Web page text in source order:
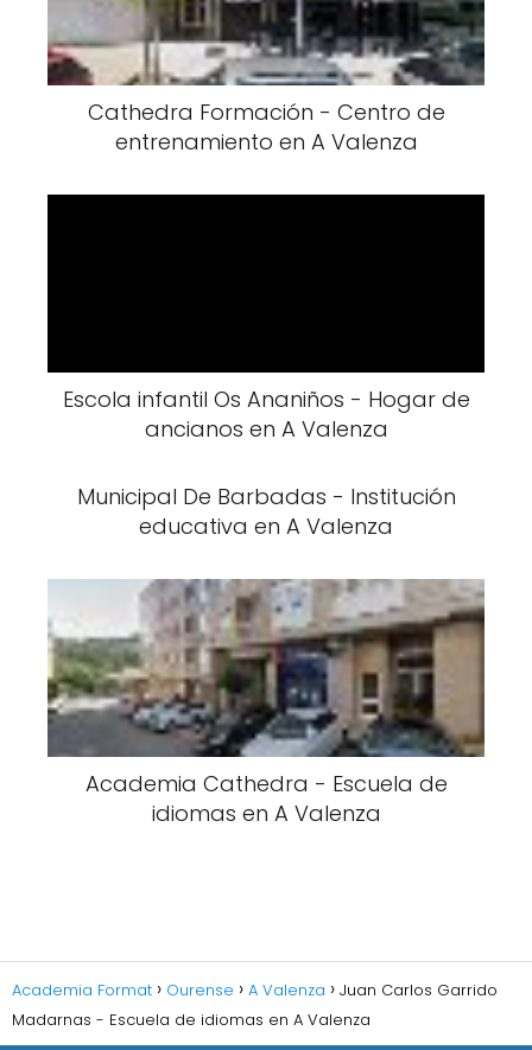
Cathedra Formación - Centro de
entrenamiento en A Valenza
Escola infantil Os Ananiños - Hogar de
ancianos en A Valenza
Municipal De Barbadas - Institución
educativa en A Valenza
Academia Cathedra - Escuela de
idiomas en A Valenza
Academia Format Ourense A Valenza
Juan Carlos Garrido
Madarnas - Escuela de idiomas en A Valenza